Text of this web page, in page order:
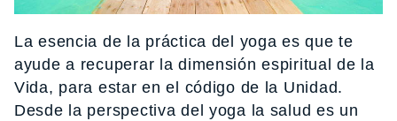
La esencia de la práctica del yoga es que te
ayude a recuperar la dimensión espiritual de la
Vida, para estar en el código de la Unidad.
Desde la perspectiva del yoga la salud es un